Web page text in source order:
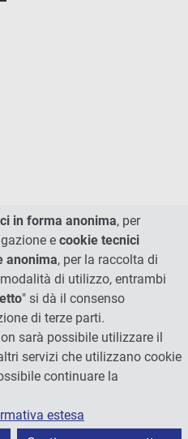
in forma anonima, per
e cookie tecnici
anonima, per la raccolta di
di utilizzo, entrambi
" si dà il consenso
di terze parti.
sarà possibile utilizzare il
servizi che utilizzano cookie
continuare la
estesa